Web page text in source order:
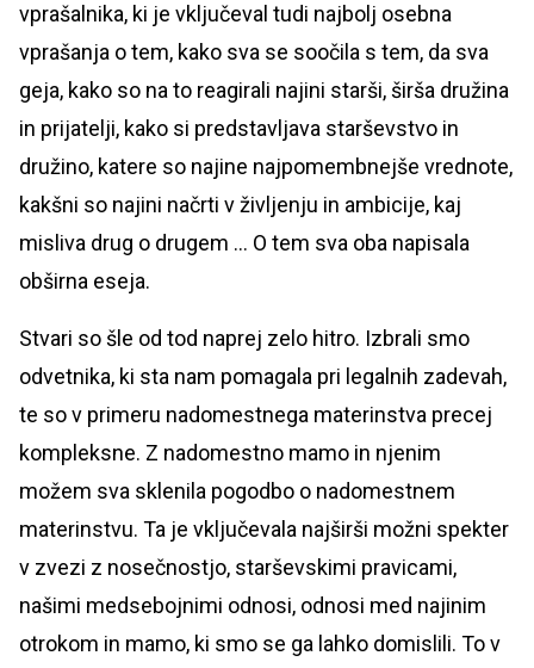
vprašalnika, ki je vključeval tudi najbolj osebna
vprašanja o tem, kako sva se soočila s tem, da sva
geja, kako so na to reagirali najini starši, širša družina
in prijatelji, kako si predstavljava starševstvo in
družino, katere so najine najpomembnejše vrednote,
kakšni so najini načrti v življenju in ambicije, kaj
misliva drug o drugem ... O tem sva oba napisala
obširna eseja.
Stvari so šle od tod naprej zelo hitro. Izbrali smo
odvetnika, ki sta nam pomagala pri legalnih zadevah,
te so v primeru nadomestnega materinstva precej
kompleksne. Z nadomestno mamo in njenim
možem sva sklenila pogodbo o nadomestnem
materinstvu. Ta je vključevala najširši možni spekter
v zvezi z nosečnostjo, starševskimi pravicami,
našimi medsebojnimi odnosi, odnosi med najinim
otrokom in mamo, ki smo se ga lahko domislili. To v